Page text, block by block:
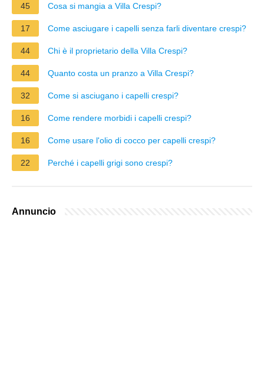
45 Cosa si mangia a Villa Crespi?
17 Come asciugare i capelli senza farli diventare crespi?
44 Chi è il proprietario della Villa Crespi?
44 Quanto costa un pranzo a Villa Crespi?
32 Come si asciugano i capelli crespi?
16 Come rendere morbidi i capelli crespi?
16 Come usare l'olio di cocco per capelli crespi?
22 Perché i capelli grigi sono crespi?
Annuncio